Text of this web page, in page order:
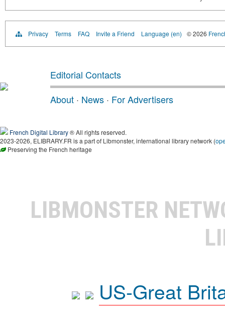
Privacy Terms FAQ Invite a Friend Language (en) © 2026
Editorial Contacts
About · News · For Advertisers
French Digital Library® All rights reserved.
2023-2026, ELIBRARY.FR is a part of Libmonster, international library network (
Preserving the French heritage
LIBMONSTER
US-Great